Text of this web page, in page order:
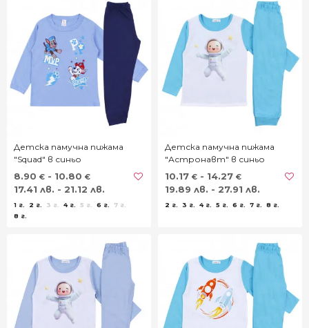
Детска памучна пижама
"Squad" в синьо
8.90 € - 10.80 €
17.41 лв. - 21.12 лв.
1 г. 2 г. 3 г. 4 г. 5 г. 6 г.
7 г.
8 г.
Детска памучна пижама
"Астронавт" в синьо
10.17 € - 14.27 €
19.89 лв. - 27.91 лв.
2 г. 3 г. 4 г. 5 г. 6 г. 7 г. 8 г.